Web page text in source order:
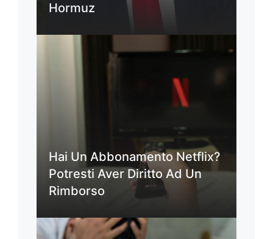
Hormuz
Hai Un Abbonamento Netflix?
Potresti Aver Diritto Ad Un
Rimborso